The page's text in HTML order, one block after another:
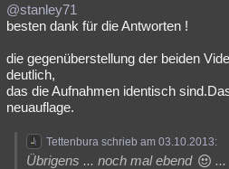
@stanley71
besten dank für die Antworten !
die gegenüberstellung der beiden
deutlich,
das die Aufnahmen identisch
neuauflage.
Tettenbura schrieb am 03.10.2013:
Übrigens ... noch mal ebend ...